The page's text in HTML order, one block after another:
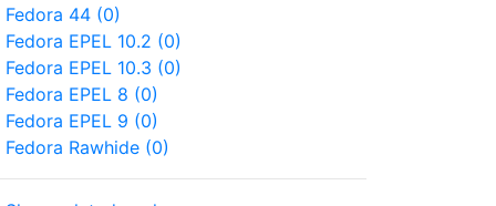
Fedora 44 (0)
Fedora EPEL 10.2 (0)
Fedora EPEL 10.3 (0)
Fedora EPEL 8 (0)
Fedora EPEL 9 (0)
Fedora Rawhide (0)